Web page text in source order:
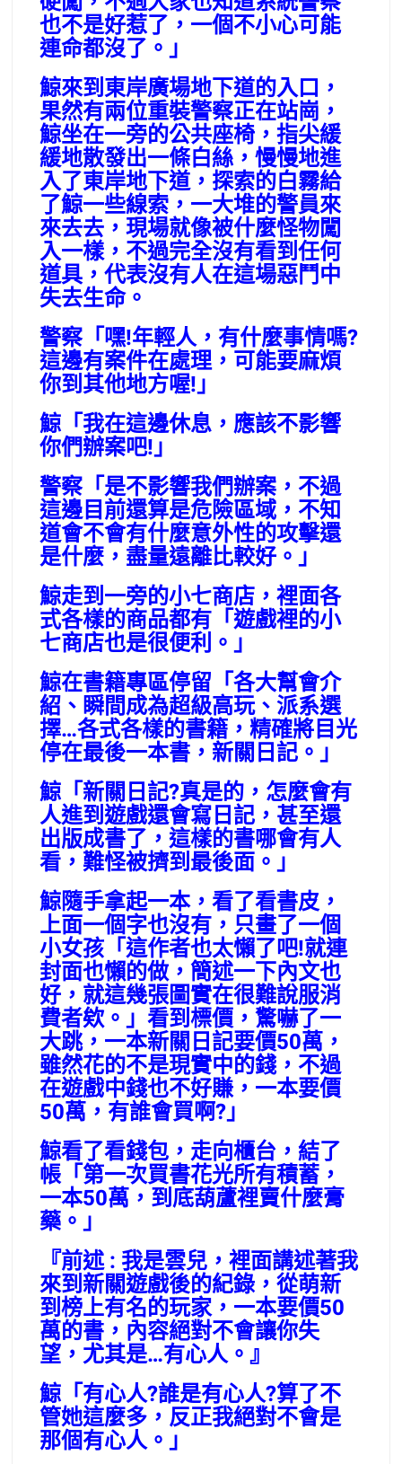
也不是好惹了，一個不小心可能
連命都沒了。」
鯨來到東岸廣場地下道的入口，
果然有兩位重裝警察正在站崗，
鯨坐在一旁的公共座椅，指尖緩
緩地散發出一條白絲，慢慢地進
入了東岸地下道，探索的白霧給
了鯨一些線索，一大堆的警員來
來去去，現場就像被什麼怪物闖
入一樣，不過完全沒有看到任何
道具，代表沒有人在這場惡鬥中
失去生命。
警察「嘿!年輕人，有什麼事情嗎?
這邊有案件在處理，可能要麻煩
你到其他地方喔!」
鯨「我在這邊休息，應該不影響
你們辦案吧!」
警察「是不影響我們辦案，不過
這邊目前還算是危險區域，不知
道會不會有什麼意外性的攻擊還
是什麼，盡量遠離比較好。」
鯨走到一旁的小七商店，裡面各
式各樣的商品都有「遊戲裡的小
七商店也是很便利。」
鯨在書籍專區停留「各大幫會介
紹、瞬間成為超級高玩、派系選
擇…各式各樣的書籍，精確將目光
停在最後一本書，新關日記。」
鯨「新關日記?真是的，怎麼會有
人進到遊戲還會寫日記，甚至還
出版成書了，這樣的書哪會有人
看，難怪被擠到最後面。」
鯨隨手拿起一本，看了看書皮，
上面一個字也沒有，只畫了一個
小女孩「這作者也太懶了吧!就連
封面也懶的做，簡述一下內文也
好，就這幾張圖實在很難說服消
費者欸。」看到標價，驚嚇了一
大跳，一本新關日記要價50萬，
雖然花的不是現實中的錢，不過
在遊戲中錢也不好賺，一本要價
50萬，有誰會買啊?」
鯨看了看錢包，走向櫃台，結了
帳「第一次買書花光所有積蓄，
一本50萬，到底葫蘆裡賣什麼膏
藥。」
『前述 : 我是雲兒，裡面講述著我
來到新關遊戲後的紀錄，從萌新
到榜上有名的玩家，一本要價50
萬的書，內容絕對不會讓你失
望，尤其是…有心人。』
鯨「有心人?誰是有心人?算了不
管她這麼多，反正我絕對不會是
那個有心人。」